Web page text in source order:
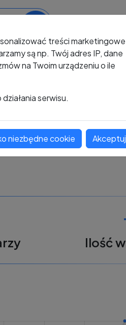
Ilość
treści
są np. Twój adres IP, dane
na Twoim urządzeniu o ile
serwisu.
niezbędne cookie